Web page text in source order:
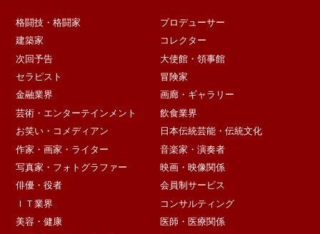
格闘技・格闘家
プロデューサー
建築家
コレクター
次回予告
大使館・領事館
セラピスト
冒険家
金融業界
画廊・ギャラリー
芸術・エンターテインメント
飲食業界
お笑い・コメディアン
日本伝統芸能・伝統文化
作家・画家・ライター
音楽家・演奏者
写真家・フォトグラファー
映画・映像関係
俳優・役者
会員制サービス
ＩＴ業界
コンサルティング
美容・健康
医師・医療関係